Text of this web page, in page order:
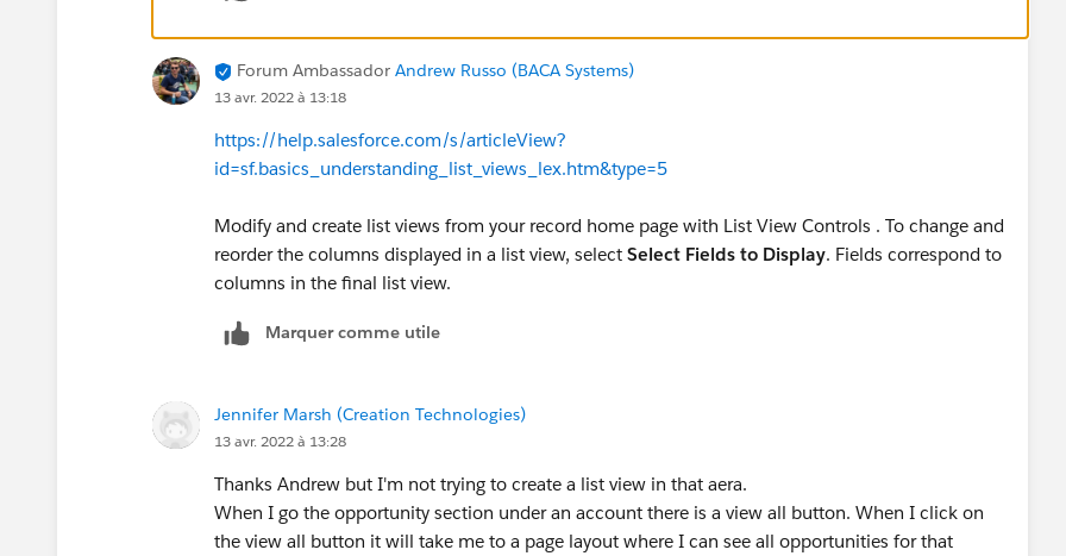
Forum Ambassador Andrew Russo (BACA Systems)
13 avr. 2022 à 13:18
https://help.salesforce.com/s/articleView?
id=sf.basics_understanding_list_views_lex.htm&type=5
Modify and create list views from your record home page with List View Controls . To change and
reorder the columns displayed in a list view, select Select Fields to Display. Fields correspond to
columns in the final list view.
Marquer comme utile
Jennifer Marsh (Creation Technologies)
13 avr. 2022 à 13:28
Thanks Andrew but I'm not trying to create a list view in that aera.
When I go the opportunity section under an account there is a view all button. When I click on
the view all button it will take me to a page layout where I can see all opportunities for that